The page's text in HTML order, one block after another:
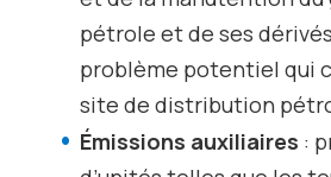
pétrole et de ses
problème potentiel qui
site de distribution
Émissions auxiliaires :